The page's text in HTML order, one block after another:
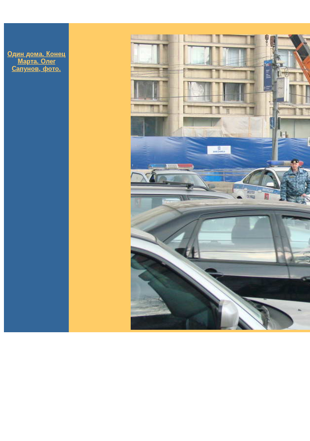
Один дома. Конец
Марта. Олег
Сапунов, фото.